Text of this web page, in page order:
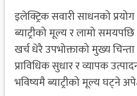
इलेक्ट्रिक सवारी साधनको
ब्याट्रीको मूल्य र लामो
खर्च धेरै उपभोक्ताको मुख्य
प्राविधिक सुधार र व्यापक
भविष्यमै ब्याट्रीको मूल्य घट्ने